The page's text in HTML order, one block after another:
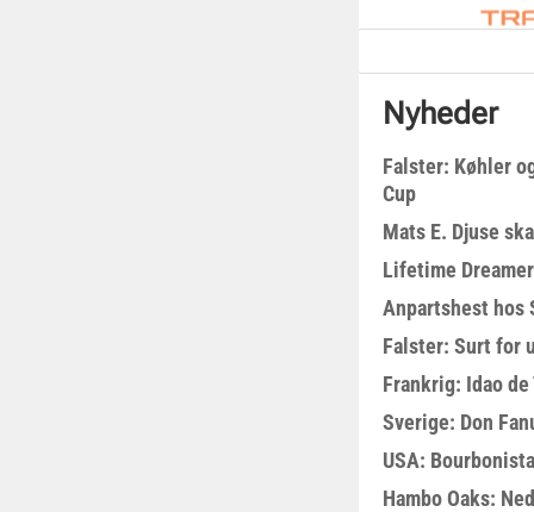
Nyheder
Falster: Køhler
Cup
Mats E. Djuse
Lifetime
Anpartshest hos
Falster: Surt for
Frankrig: Idao
Sverige: Don
USA:
Hambo Oaks: